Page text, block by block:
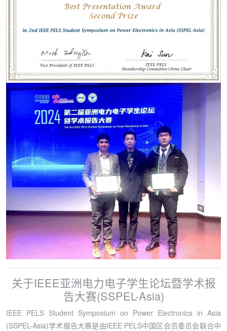
关于IEEE亚洲电力电子学生论坛暨学术报
告大赛(SSPEL-Asia)
IEEE PELS Student Symposium on Power Electronics in Asia
(SSPEL-Asia)学术报告大赛是由IEEE PELS中国区会员委员会联合中